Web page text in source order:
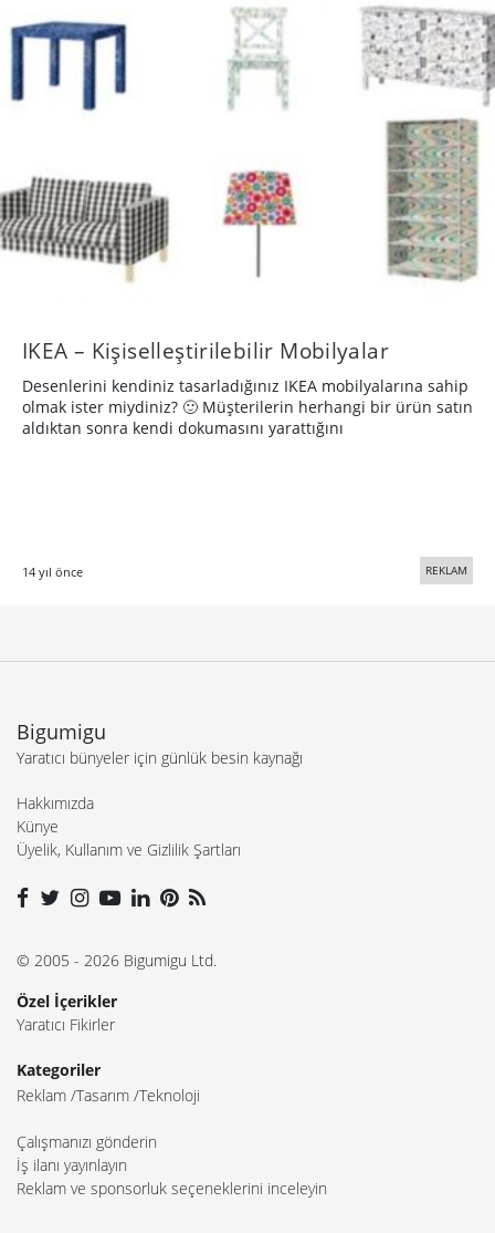
IKEA – Kişiselleştirilebilir Mobilyalar
Desenlerini kendiniz tasarladığınız IKEA mobilyalarına sahip
olmak ister miydiniz? 🙂 Müşterilerin herhangi bir ürün satın
aldıktan sonra kendi dokumasını yarattığını
14 yıl önce REKLAM
Bigumigu
Yaratıcı bünyeler için günlük besin kaynağı
Hakkımızda
Künye
Üyelik, Kullanım ve Gizlilik Şartları
© 2005 - 2026 Bigumigu Ltd.
Özel İçerikler
Yaratıcı Fikirler
Kategoriler
Reklam Tasarım Teknoloji
Çalışmanızı gönderin
İş ilanı yayınlayın
Reklam ve sponsorluk seçeneklerini inceleyin